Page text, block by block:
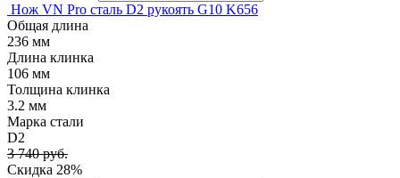
Нож VN Pro сталь D2 рукоять G10 K656
Общая длина
236 мм
Длина клинка
106 мм
Толщина клинка
3.2 мм
Марка стали
D2
3 740 руб.
Скидка 28%